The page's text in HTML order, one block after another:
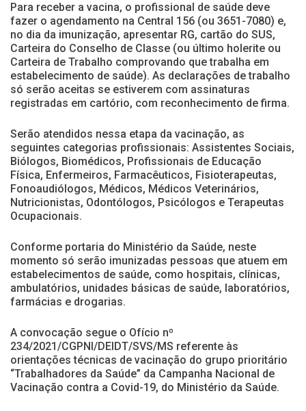
Para receber a vacina, o profissional de saúde deve
fazer o agendamento na Central 156 (ou 3651-7080) e,
no dia da imunização, apresentar RG, cartão do SUS,
Carteira do Conselho de Classe (ou último holerite ou
Carteira de Trabalho comprovando que trabalha em
estabelecimento de saúde). As declarações de trabalho
só serão aceitas se estiverem com assinaturas
registradas em cartório, com reconhecimento de firma.
Serão atendidos nessa etapa da vacinação, as
seguintes categorias profissionais: Assistentes Sociais,
Biólogos, Biomédicos, Profissionais de Educação
Física, Enfermeiros, Farmacêuticos, Fisioterapeutas,
Fonoaudiólogos, Médicos, Médicos Veterinários,
Nutricionistas, Odontólogos, Psicólogos e Terapeutas
Ocupacionais.
Conforme portaria do Ministério da Saúde, neste
momento só serão imunizadas pessoas que atuem em
estabelecimentos de saúde, como hospitais, clínicas,
ambulatórios, unidades básicas de saúde, laboratórios,
farmácias e drogarias.
A convocação segue o Ofício nº
234/2021/CGPNI/DEIDT/SVS/MS referente às
orientações técnicas de vacinação do grupo prioritário
“Trabalhadores da Saúde” da Campanha Nacional de
Vacinação contra a Covid-19, do Ministério da Saúde.